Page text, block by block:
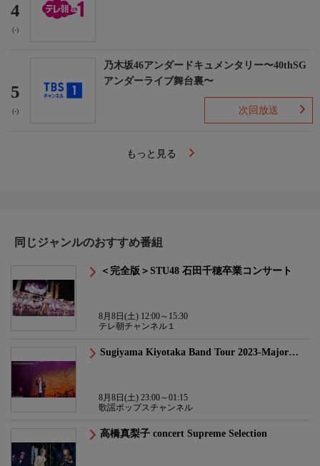
4
(-)
5
(-)
乃木坂46アンダードキュメンタリー〜40thSG
アンダーライブ舞台裏〜
次回放送
もっと見る
同じジャンルのおすすめ番組
＜完全版＞STU48 石田千穂卒業コンサート
8月8日(土) 12:00～15:30
テレ朝チャンネル１
Sugiyama Kiyotaka Band Tour 2023-Major…
8月8日(土) 23:00～01:15
歌謡ポップスチャンネル
高橋真梨子 concert Supreme Selection